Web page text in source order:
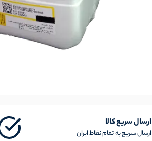
ارسال سریع کالا
ارسال سریع به تمام نقاط ایران